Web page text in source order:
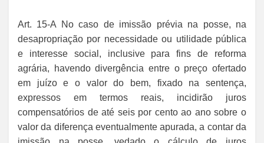
Art. 15-A No caso de imissão prévia na posse, na
desapropriação por necessidade ou utilidade pública
e interesse social, inclusive para fins de reforma
agrária, havendo divergência entre o preço ofertado
em juízo e o valor do bem, fixado na sentença,
expressos em termos reais, incidirão juros
compensatórios de até seis por cento ao ano sobre o
valor da diferença eventualmente apurada, a contar da